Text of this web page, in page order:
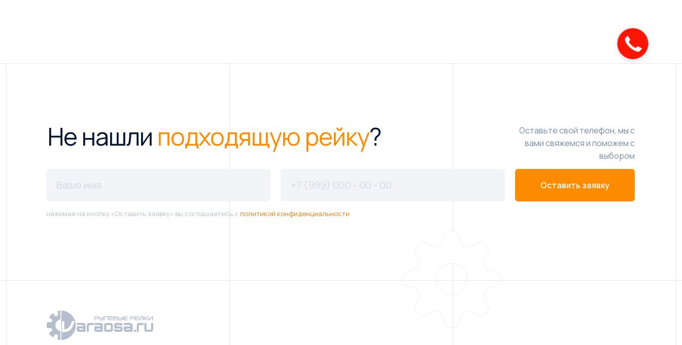
Не нашли подходящую рейку?
Оставьте свой телефон, мы с
вами свяжемся и поможем с
выбором
Оставить заявку
нажимая на кнопку «Оставить заявку» вы соглашаетесь с политикой конфиденциальности